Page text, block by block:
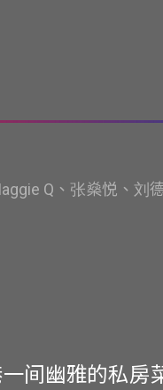
Q、张燊悦、刘
间幽雅的私房